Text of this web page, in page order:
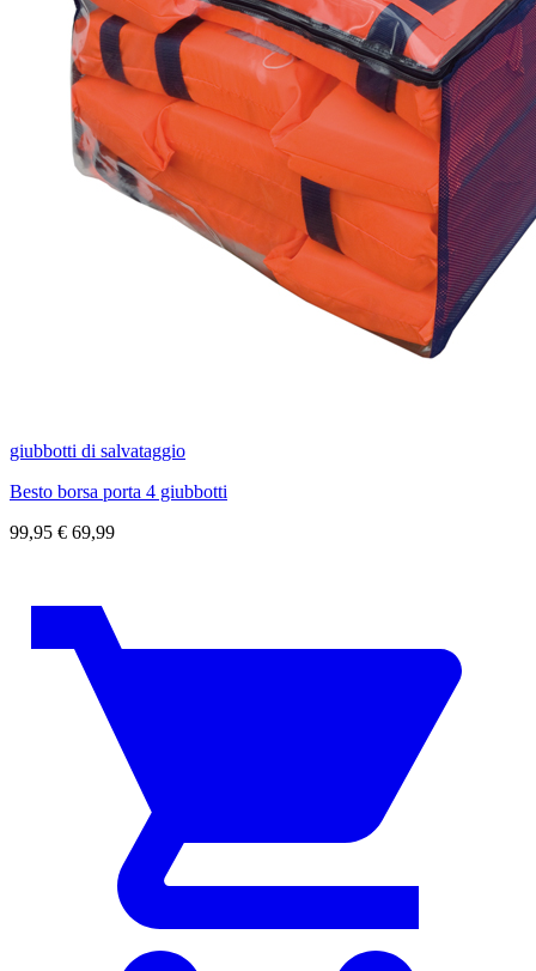
giubbotti di salvataggio
Besto borsa porta 4 giubbotti
99,95 € 69,99